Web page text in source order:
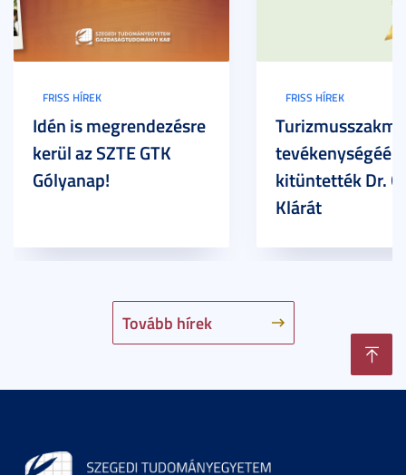
Tovább hírek
FRISS HÍREK
Idén is megrendezésre
kerül az SZTE GTK
Gólyanap!
FRISS HÍREK
tevékenységéért
kitüntették Dr.
Klárát